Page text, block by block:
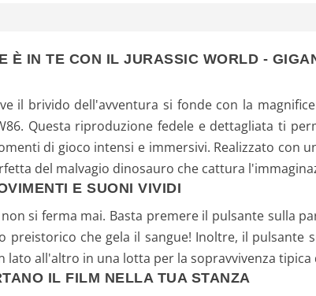
È IN TE CON IL JURASSIC WORLD -
il brivido dell'avventura si fonde con la
Questa riproduzione fedele e dettagliata ti
di gioco intensi e immersivi. Realizzato con
del malvagio dinosauro che cattura
E SUONI VIVIDI
non si ferma mai. Basta premere il pulsante sulla
preistorico che gela il sangue! Inoltre, il
lato all'altro in una lotta per la sopravvivenza tipica
IL FILM NELLA TUA STANZA